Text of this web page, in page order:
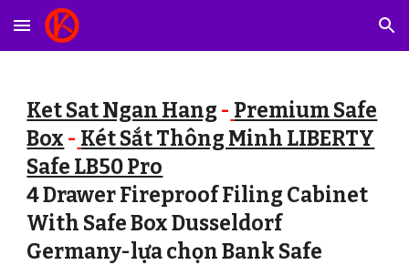
Skip to main content Skip to navigation
Ket Sat Ngan Hang - Premium Safe
Box - Két Sắt Thông Minh LIBERTY
Safe LB50 Pro
4 Drawer Fireproof Filing Cabinet
With Safe Box Dusseldorf
Germany-lựa chọn Bank Safe